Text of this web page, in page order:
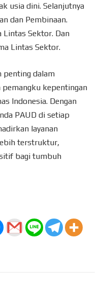
usia dini. Selanjutnya
dan Pembinaan.
Lintas Sektor. Dan
Lintas Sektor.
penting dalam
kepentingan
Indonesia. Dengan
PAUD di setiap
layanan
terstruktur,
bagi tumbuh